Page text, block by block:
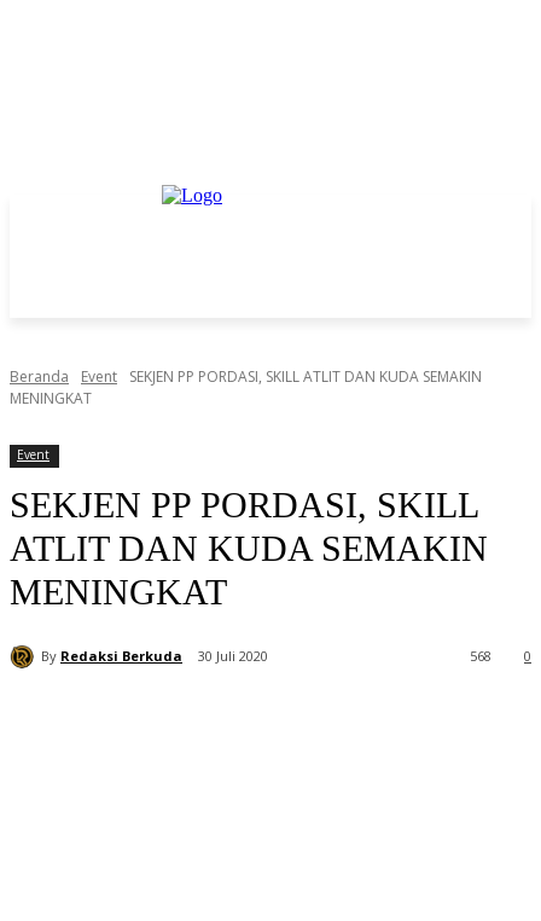
Beranda Event
SEKJEN PP PORDASI, SKILL ATLIT DAN KUDA SEMAKIN
MENINGKAT
Event
SEKJEN PP PORDASI, SKILL
ATLIT DAN KUDA SEMAKIN
MENINGKAT
By Redaksi Berkuda 30 Juli 2020 0
568